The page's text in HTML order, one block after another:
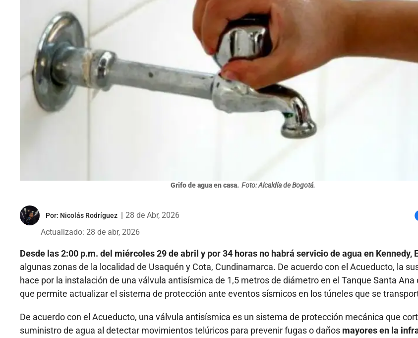
Grifo de agua en casa. Foto: Alcaldía de Bogotá.
Por: Nicolás Rodríguez
28 de Abr, 2026
Actualizado: 28 de abr, 2026
Desde las 2:00 p.m. del miércoles 29 de abril y por 34 horas no habrá servicio de agua en Kennedy,
algunas zonas de la localidad de Usaquén y Cota, Cundinamarca. De acuerdo con el Acueducto, la
hace por la instalación de una válvula antisísmica de 1,5 metros de diámetro en el Tanque Santa Ana
que permite actualizar el sistema de protección ante eventos sísmicos en los túneles que se
De acuerdo con el Acueducto, una válvula antisísmica es un sistema de protección mecánica que
suministro de agua al detectar movimientos telúricos para prevenir fugas o daños mayores en la